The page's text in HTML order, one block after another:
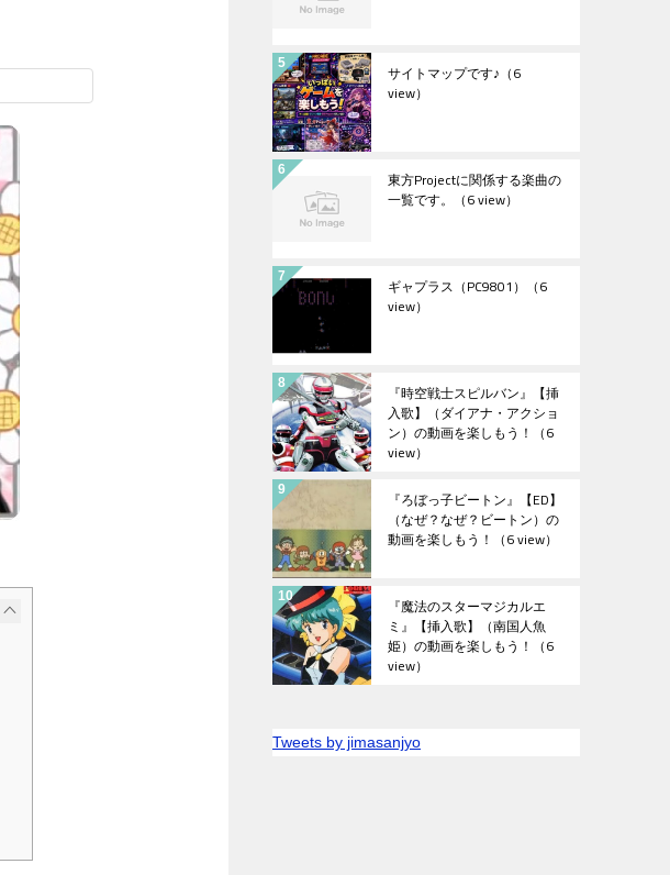
サイトマップです♪ （6
view）
東方Projectに関係する楽曲の
一覧です。 （6 view）
ギャプラス（PC9801） （6
view）
『時空戦士スピルバン』【挿
入歌】（ダイアナ・アクショ
ン）の動画を楽しもう！ （6
view）
『ろぼっ子ビートン』【ED】
（なぜ？なぜ？ビートン）の
動画を楽しもう！ （6 view）
『魔法のスターマジカルエ
ミ』【挿入歌】（南国人魚
姫）の動画を楽しもう！ （6
view）
Tweets by jimasanjyo